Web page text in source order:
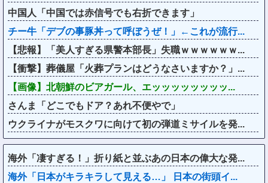
中国人「中国では赤信号でも右折できます」
チー牛「デブの事豚丼って呼ぼうぜ！」←これが流行...
【悲報】「美人すぎる県警本部長」失職ｗｗｗｗｗｗ...
【衝撃】葬儀屋「火葬プランはどうなさいますか？」...
【画像】北朝鮮のビアガール、エッッッッッッッッ...
さんま「どこでもドア？あれ不便やで」
ウクライナがモスクワに向けて初の弾道ミサイルを発...
海外「凄すぎる！」折り紙と並ぶあの日本の偉大な発...
海外「日本がキラキラして見える…」 日本の街頭イ...